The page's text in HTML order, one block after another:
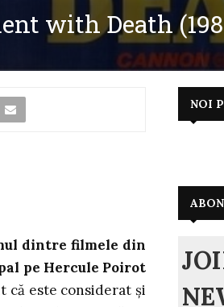
with Death
dintre filmele din
pe Hercule Poirot
este considerat și
NOI